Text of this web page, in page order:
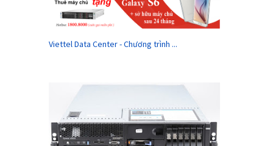
Viettel Data Center - Chương trình ...